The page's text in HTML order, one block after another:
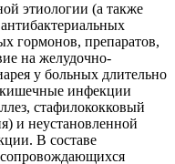
этиологии (а также
гормонов, препаратов,
на желудочно-
у больных длительно
инфекции
стафилококковый
и неустановленной
В составе
сопровождающихся